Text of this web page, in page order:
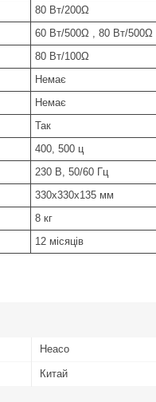
80 Вт/200Ω
60 Вт/500Ω , 80 Вт/500Ω
80 Вт/100Ω
Немає
Немає
Так
400, 500 ц
230 В, 50/60 Гц
330x330x135 мм
8 кг
12 місяців
Heaco
Китай